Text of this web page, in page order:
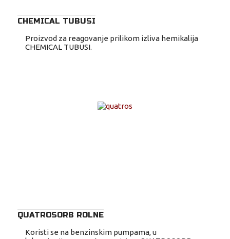
CHEMICAL TUBUSI
Proizvod za reagovanje prilikom izliva hemikalija
CHEMICAL TUBUSI.
QUATROSORB ROLNE
Koristi se na benzinskim pumpama, u